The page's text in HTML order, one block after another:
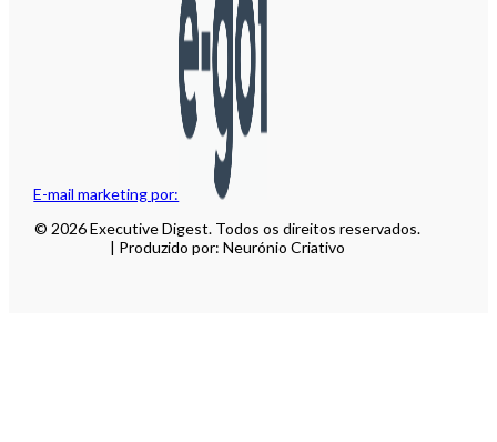
E-mail marketing por:
© 2026 Executive Digest. Todos os direitos reservados.
| Produzido por: Neurónio Criativo